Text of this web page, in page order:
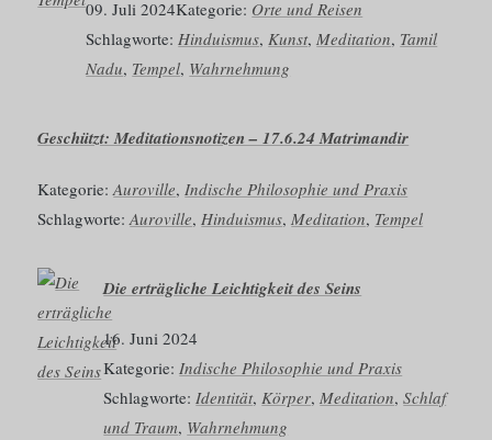
09. Juli 2024Kategorie: Orte und Reisen
Schlagworte: Hinduismus, Kunst, Meditation, Tamil
Nadu, Tempel, Wahrnehmung
Geschützt: Meditationsnotizen – 17.6.24 Matrimandir
Kategorie:Auroville, Indische Philosophie und Praxis
Schlagworte:Auroville, Hinduismus, Meditation, Tempel
Die erträgliche Leichtigkeit des Seins
16. Juni 2024
Kategorie:Indische Philosophie und Praxis
Schlagworte:Identität, Körper, Meditation, Schlaf
und Traum, Wahrnehmung